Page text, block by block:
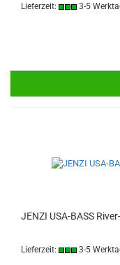
Lieferzeit: 3-5
JENZI USA-BASS
Lieferzeit: 3-5